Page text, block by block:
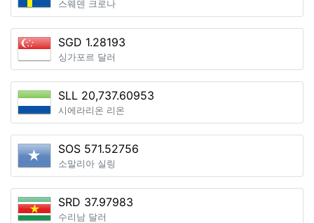
스웨덴 크로나
SGD 1.28193
싱가포르 달러
SLL 20,737.60953
시에라리온 리온
SOS 571.52756
소말리아 실링
SRD 37.97983
수리남 달러